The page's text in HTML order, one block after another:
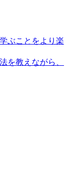
ぶことをより楽
を教えながら、